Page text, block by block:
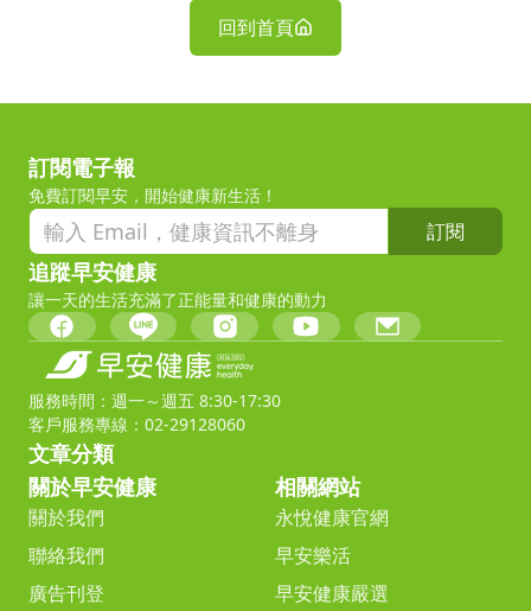
回到首頁
訂閱電子報
免費訂閱早安，開始健康新生活！
訂閱
追蹤早安健康
讓一天的生活充滿了正能量和健康的動力
服務時間：週一～週五 8:30-17:30
客戶服務專線：02-29128060
文章分類
關於早安健康
關於我們
聯絡我們
廣告刊登
相關網站
永悅健康官網
早安樂活
早安健康嚴選